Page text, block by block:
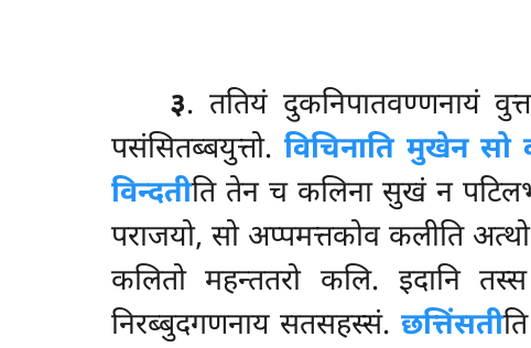
३. ततियं दुकनिपातवण्णनायं
पसंसितब्बयुत्तो. विचिनाति मुखेन सो
विन्दतीति तेन च कलिना सुखं न
पराजयो, सो अप्पमत्तकोव कलीति
कलितो महन्ततरो कलि. इदानि
निरब्बुदगणनाय सतसहस्सं. छत्तिंसती